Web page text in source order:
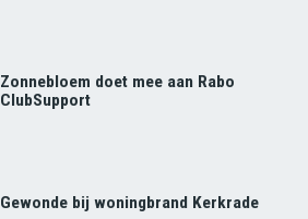
Zonnebloem doet mee aan Rabo
ClubSupport
Gewonde bij woningbrand Kerkrade